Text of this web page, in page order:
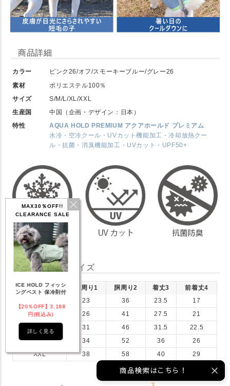
MAX30％OFF!!
CLEARANCE SALE
クーラー 保冷剤
付
％OFF】1,760
円(税込み)
詳しく見る
テックタンク 遮熱
UVカット
【20％OFF】2,200
円(税込み)
リフレッシングバンダ
【20％OFF】1,144
円(税込み)
ひんやりアクテ
【20％OFF】
商品詳細
カラー
ピンク26/オフ/スモーキーブルー/グレー26
素材
ポリエステル100％
サイズ
S/M/L/XL/XXL
生産国
中国（企画・デザイン：日本）
特性
AQUA HOLD PREMIUM アクアホールド プレミアム
水冷・空冷クール・UVカット機能加工・冷却放熱クー
ル・抗菌・消臭機能加工・UVカット・UPF50+
犬服仕上がりサイズ
サイズ(cm) 首周り1 胴周り2 着丈3
前着丈4
23 36 23.5
17
M
26 41 27.5
21
L
31 46 31.5
22.5
XL
34 52 36
26
XXL
38 58 40 29
商品検索はこちら！